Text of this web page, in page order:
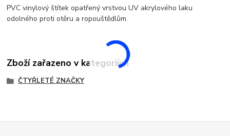
PVC vinylový štítek opatřený vrstvou UV akrylového laku
odolného proti otěru a ropouštědlům.
Zboží zařazeno v kategoriích
ČTYŘLETÉ ZNAČKY